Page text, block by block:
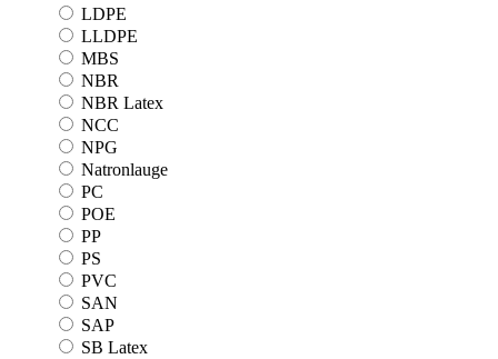
LDPE
LLDPE
MBS
NBR
NBR Latex
NCC
NPG
Natronlauge
PC
POE
PP
PS
PVC
SAN
SAP
SB Latex